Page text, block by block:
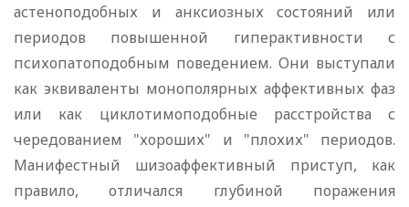
астеноподобных и анксиозных состояний или
периодов повышенной гиперактивности с
психопатоподобным поведением. Они выступали
как эквиваленты монополярных аффективных фаз
или как циклотимоподобные расстройства с
чередованием "хороших" и "плохих" периодов.
Манифестный шизоаффективный приступ, как
правило, отличался глубиной поражения